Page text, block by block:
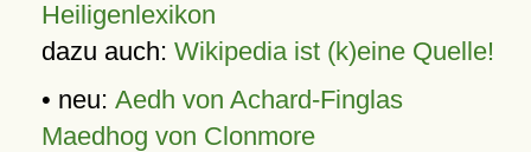
Heiligenlexikon
dazu auch: Wikipedia ist (k)eine Quelle!
• neu: Aedh von Achard-Finglas
Maedhog von Clonmore